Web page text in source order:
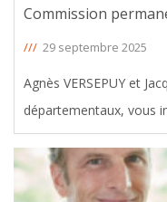
Commission
/// 29 septembre 2025
Agnès VERSEPUY et
départementaux, vous
avec leur soutien en
Jalles, lors de la
2025. Le montant total